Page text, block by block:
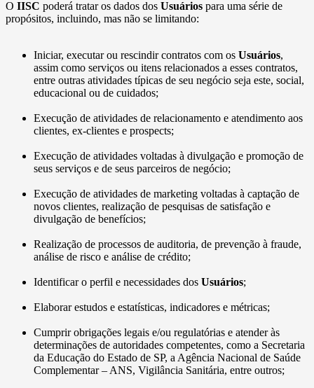
O IISC poderá tratar os dados dos Usuários para uma série de
propósitos, incluindo, mas não se limitando:
Iniciar, executar ou rescindir contratos com os Usuários,
assim como serviços ou itens relacionados a esses contratos,
entre outras atividades típicas de seu negócio seja este, social,
educacional ou de cuidados;
Execução de atividades de relacionamento e atendimento aos
clientes, ex-clientes e prospects;
Execução de atividades voltadas à divulgação e promoção de
seus serviços e de seus parceiros de negócio;
Execução de atividades de marketing voltadas à captação de
novos clientes, realização de pesquisas de satisfação e
divulgação de benefícios;
Realização de processos de auditoria, de prevenção à fraude,
análise de risco e análise de crédito;
Identificar o perfil e necessidades dos Usuários;
Elaborar estudos e estatísticas, indicadores e métricas;
Cumprir obrigações legais e/ou regulatórias e atender às
determinações de autoridades competentes, como a Secretaria
da Educação do Estado de SP, a Agência Nacional de Saúde
Complementar – ANS, Vigilância Sanitária, entre outros;